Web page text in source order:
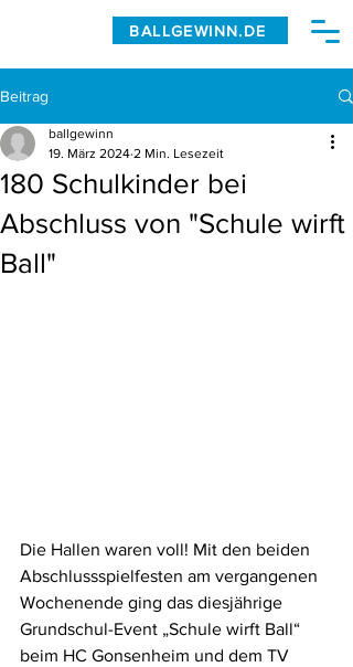
BALLGEWINN.DE
Beitrag
180 Schulkinder bei
Abschluss von "Schule wirft
Ball"
ballgewinn
19. März 2024 2 Min. Lesezeit
Die Hallen waren voll! Mit den beiden
Abschlussspielfesten am vergangenen
Wochenende ging das diesjährige
Grundschul-Event „Schule wirft Ball“
beim HC Gonsenheim und dem TV